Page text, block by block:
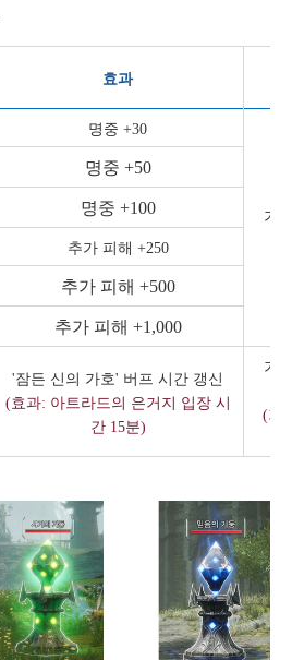
효과
명중 +30
기
명중 +50
명중 +100
추가 피해 +250
추가 피해 +500
추가 피해 +1,000
'잠든 신의 가호' 버프 시간 갱신
(효과: 아트라드의 은거지 입장 시
간 15분)
기
(기